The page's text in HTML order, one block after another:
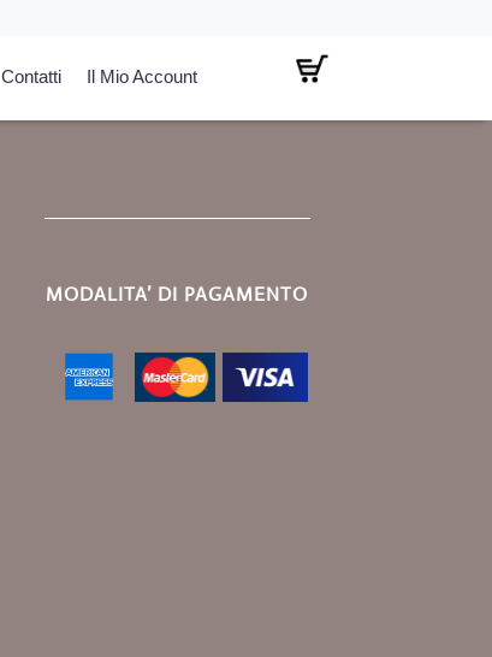
Contatti Il Mio Account
MODALITA’ DI PAGAMENTO